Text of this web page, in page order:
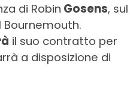
di Robin Gosens, sul
il suo contratto per
a disposizione di